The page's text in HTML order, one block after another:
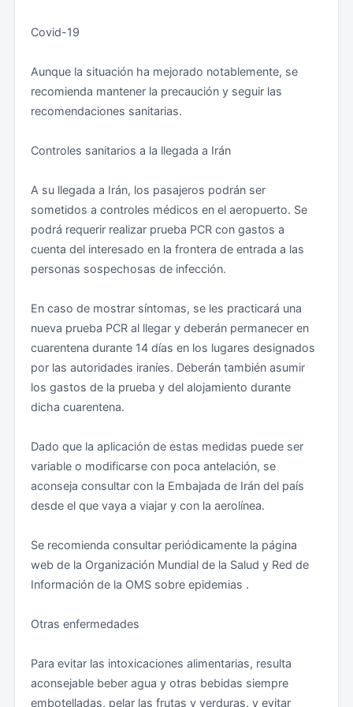
publicaciones sobre Irán en redes sociales.
El uso de drones está prohibido y puede suponer
penas de prisión.
en solitario, en moto, en bicicleta o a pie, así como el
Se desaconseja el uso de alojamiento privado del tipo
“coach-surfing" o similares. El camping libre o en
zonas no autorizadas está prohibido.
desierto, piedras o plantas como recuerdo.
Ciudadanos extranjeros han sido detenidos por este
motivo.
Clasificación indicativa de zonas (susceptibles de
cambio según la evolución de la situación en el país):
En la situación actual se desaconseja completamente
viajar a cualquier zona de Irán.
Zonas de riesgo alto (deben ser evitadas)
La región del Kurdistán se ha visto especialmente
afectada por las revueltas iniciadas en septiembre de
2022. Se desaconseja viajar a dicha zona. Se debe
de Sistán-Beluchistán), que sufre graves problemas de
en estas provincias fronterizas, incluyendo secuestros,
emboscadas y otros actos terroristas con víctimas
para viajes turísticos. Deberán solicitarlo ante la
debida antelación.
Visado para viajes por otros motivos (profesionales,
fines turísticos, (trabajadores, deportistas,
visado en frontera sino que deberán tramitarlo en la
Embajada de Irán en su país de residencia con la
debida antelación. Tenga en cuenta que este tipo de
visados exigen autorizaciones administrativas previas
de diversos organismos iraníes, lo que puede alargar
Menores
Se recuerda que los menores de edad también deben
viajar con pasaporte, visado y los debidos permisos
parentales.
Salida de Irán
A los extranjeros que permanezcan en Irán más
tiempo del permitido en su visado o permiso de
se supere el plazo. Es obligatorio pagarla para poder
salir del país.
iraní en vigor en todo momento.
Los extranjeros que residan en Irán con un permiso de
trabajo deben tramitar una autorización de salida cada
Covid-19
Aunque la situación ha mejorado notablemente, se
recomienda mantener la precaución y seguir las
recomendaciones sanitarias.
Controles sanitarios a la llegada a Irán
A su llegada a Irán, los pasajeros podrán ser
sometidos a controles médicos en el aeropuerto. Se
podrá requerir realizar prueba PCR con gastos a
cuenta del interesado en la frontera de entrada a las
personas sospechosas de infección.
En caso de mostrar síntomas, se les practicará una
nueva prueba PCR al llegar y deberán permanecer en
cuarentena durante 14 días en los lugares designados
por las autoridades iraníes. Deberán también asumir
los gastos de la prueba y del alojamiento durante
dicha cuarentena.
Dado que la aplicación de estas medidas puede ser
variable o modificarse con poca antelación, se
aconseja consultar con la Embajada de Irán del país
desde el que vaya a viajar y con la aerolínea.
Se recomienda consultar periódicamente la página
web de la Organización Mundial de la Salud y Red de
Información de la OMS sobre epidemias .
Otras enfermedades
Para evitar las intoxicaciones alimentarias, resulta
aconsejable beber agua y otras bebidas siempre
embotelladas, pelar las frutas y verduras, y evitar